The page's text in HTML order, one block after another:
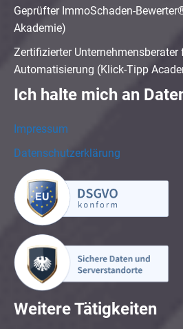
Geprüfter ImmoSchaden-
Akademie)
Zertifizierter Unternehmensberater
Automatisierung (Klick-Tipp
Ich halte mich an
Impressum
Datenschutzerklärung
Weitere Tätigkeiten